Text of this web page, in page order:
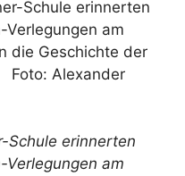
Schule erinnerten
am